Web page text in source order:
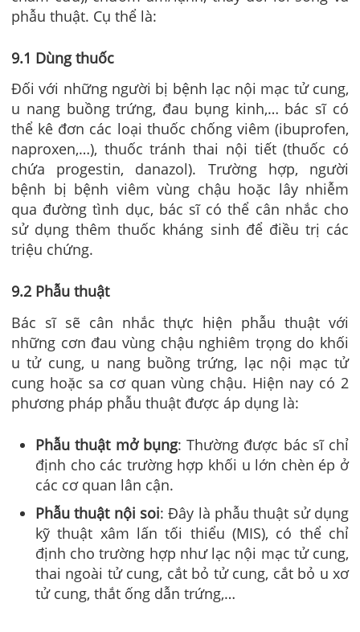
phẫu thuật. Cụ thể là:
9.1 Dùng thuốc
Đối với những người bị bệnh lạc nội mạc tử cung,
u nang buồng trứng, đau bụng kinh,… bác sĩ có
thể kê đơn các loại thuốc chống viêm (ibuprofen,
naproxen,…), thuốc tránh thai nội tiết (thuốc có
chứa progestin, danazol). Trường hợp, người
bệnh bị bệnh viêm vùng chậu hoặc lây nhiễm
qua đường tình dục, bác sĩ có thể cân nhắc cho
sử dụng thêm thuốc kháng sinh để điều trị các
triệu chứng.
9.2 Phẫu thuật
Bác sĩ sẽ cân nhắc thực hiện phẫu thuật với
những cơn đau vùng chậu nghiêm trọng do khối
u tử cung, u nang buồng trứng, lạc nội mạc tử
cung hoặc sa cơ quan vùng chậu. Hiện nay có 2
phương pháp phẫu thuật được áp dụng là:
Phẫu thuật mở bụng: Thường được bác sĩ chỉ
định cho các trường hợp khối u lớn chèn ép ở
các cơ quan lân cận.
Phẫu thuật nội soi: Đây là phẫu thuật sử dụng
kỹ thuật xâm lấn tối thiểu (MIS), có thể chỉ
định cho trường hợp như lạc nội mạc tử cung,
thai ngoài tử cung, cắt bỏ tử cung, cắt bỏ u xơ
tử cung, thắt ống dẫn trứng,…